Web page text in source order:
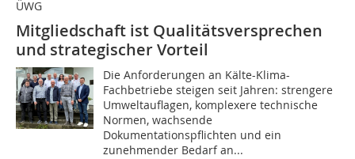
ÜWG
Mitgliedschaft ist Qualitätsversprechen
und strategischer Vorteil
Die Anforderungen an Kälte-Klima-
Fachbetriebe steigen seit Jahren: strengere
Umweltauflagen, komplexere technische
Normen, wachsende
Dokumentationspflichten und ein
zunehmender Bedarf an...